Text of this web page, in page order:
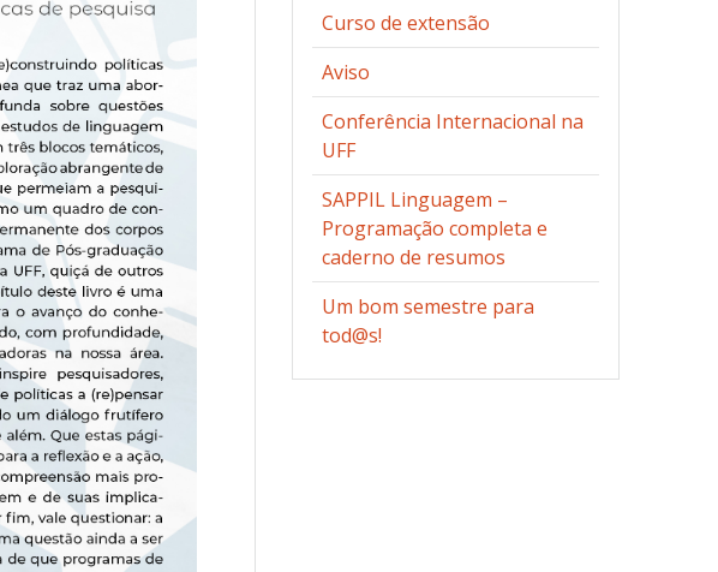
Curso de extensão
Aviso
Conferência Internacional na
UFF
SAPPIL Linguagem –
Programação completa e
caderno de resumos
Um bom semestre para
tod@s!